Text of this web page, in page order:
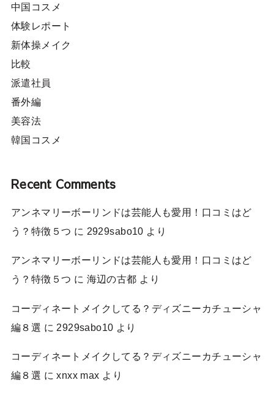
中国コスメ
体験レポート
新体操メイク
比較
派遣社員
番外編
美容法
韓国コスメ
Recent Comments
アンネマリーボーリンドは芸能人も愛用！口コミはど
う？特徴５つ に 2929sabo10 より
アンネマリーボーリンドは芸能人も愛用！口コミはど
う？特徴５つ に 海辺の古都 より
コーディネートメイクしてる？ディズニーカチューシャ
編８選 に 2929sabo10 より
コーディネートメイクしてる？ディズニーカチューシャ
編８選 にxnxx max より